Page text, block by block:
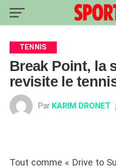
TENNIS
Break Point, la
revisite le
Par KARIM DRONET
Tout comme « Drive to